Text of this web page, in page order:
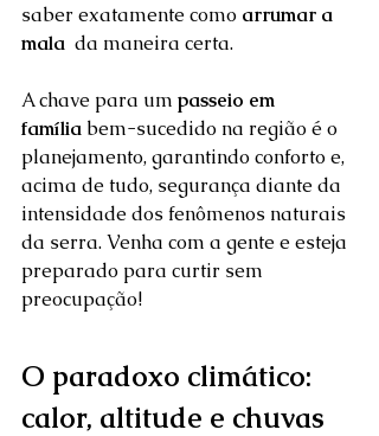
saber exatamente como arrumar a
mala da maneira certa.
A chave para um passeio em
família bem-sucedido na região é o
planejamento, garantindo conforto e,
acima de tudo, segurança diante da
intensidade dos fenômenos naturais
da serra. Venha com a gente e esteja
preparado para curtir sem
preocupação!
O paradoxo climático:
calor, altitude e chuvas